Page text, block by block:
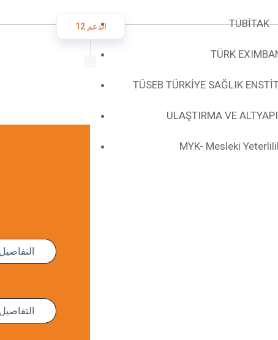
TÜBİTAK
TÜRK
TÜSEB TÜRKİYE SAĞLIK
ULAŞTIRMA VE
MYK- Mesleki
12 الدعم
التفاصيل
التفاصيل